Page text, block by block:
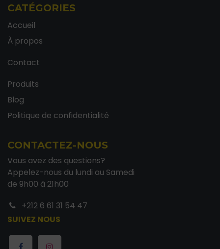
CATÉGORIES
Accueil
À propos
Contact
Produits
Blog
Politique de confidentialité
CONTACTEZ-NOUS
Vous avez des questions?
Appelez-nous du lundi au Samedi
de 9h00 à 21h00
+212 6 61 31 54 47
SUIVEZ NOUS